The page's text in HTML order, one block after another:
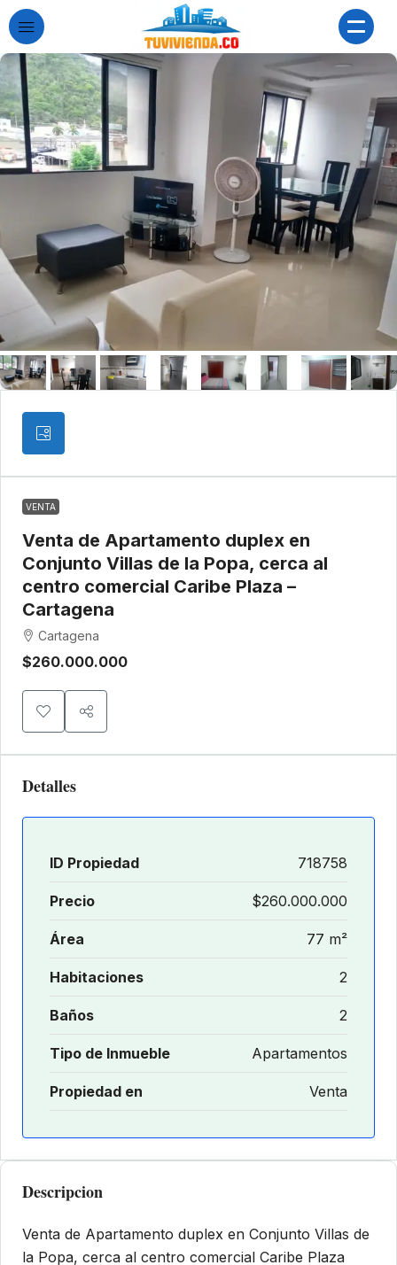
VENTA
Venta de Apartamento duplex en
Conjunto Villas de la Popa, cerca al
centro comercial Caribe Plaza –
Cartagena
Cartagena
$260.000.000
Detalles
ID Propiedad 718758
Precio $260.000.000
Área 77 m²
Habitaciones 2
Baños 2
Tipo de Inmueble Apartamentos
Propiedad en Venta
Descripcion
Venta de Apartamento duplex en Conjunto Villas de
la Popa, cerca al centro comercial Caribe Plaza